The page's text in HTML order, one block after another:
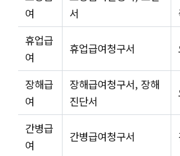
여
서
휴업급
여
휴업급여청구서
장해급
여
장해급여청구서, 장해
진단서
간병급
여
간병급여청구서